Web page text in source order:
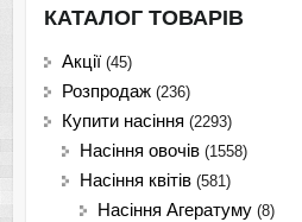
КАТАЛОГ ТОВАРІВ
Акції (45)
Розпродаж (236)
Купити насіння (2293)
Насіння овочів (1558)
Насіння квітів (581)
Насіння Агератуму (8)